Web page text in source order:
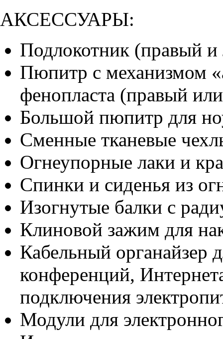
АКСЕССУАРЫ:
Подлокотник (правый
Пюпитр с механизмом
фенопласта (правый
Большой пюпитр для
Сменные тканевые
Огнеупорные лаки и
Спинки и сиденья из
Изогнутые балки с
Клиновой зажим для
Кабельный органайзер
конференций,
подключения
Модули для